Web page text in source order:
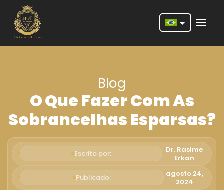
Deutsch
Português
Español
Türkçe
Italiano
Blog
O Que Fazer Com As
Sobrancelhas Esparsas?
Escrito por:
Dr. Rasime
Erkan
Publicado:
agosto 24,
2024